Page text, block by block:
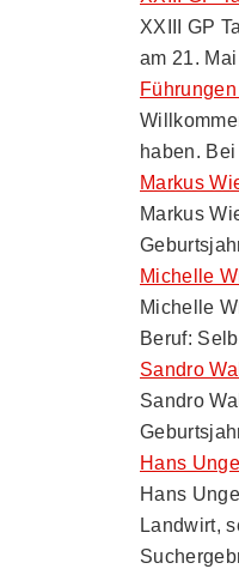
XXIII GP
am 21.
haben.
Markus
Markus
Michelle
Michelle
Beruf:
Sandro
Sandro
Hans
Hans
Landwirt,